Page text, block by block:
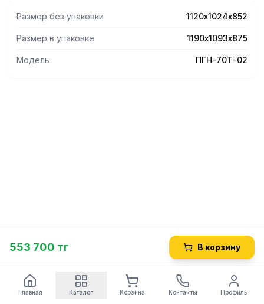
Размер без упаковки 1120х1024х852
Размер в упаковке 1190х1093х875
Модель ПГН-70Т-02
553 700 тг В корзину
Главная Каталог Корзина Контакты Профиль